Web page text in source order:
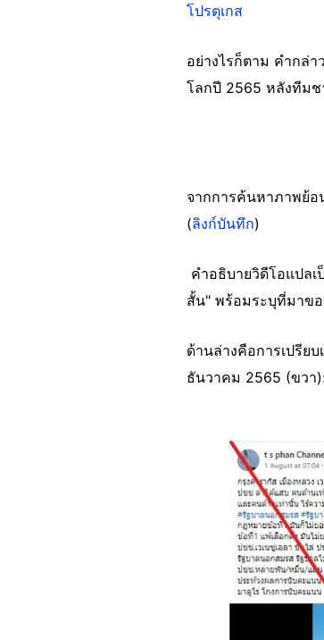
โปรตุเกส
อย่างไรก็ตาม คำกล่
โลกปี 2565 หลังทีมช
จากการค้นหาภาพย้อ
(ลิงก์บันทึก)
คำอธิบายวิดีโอแปล
สั้น" พร้อมระบุที่มาข
ด้านล่างคือการเปรีย
ธันวาคม 2565 (ขวา
Image